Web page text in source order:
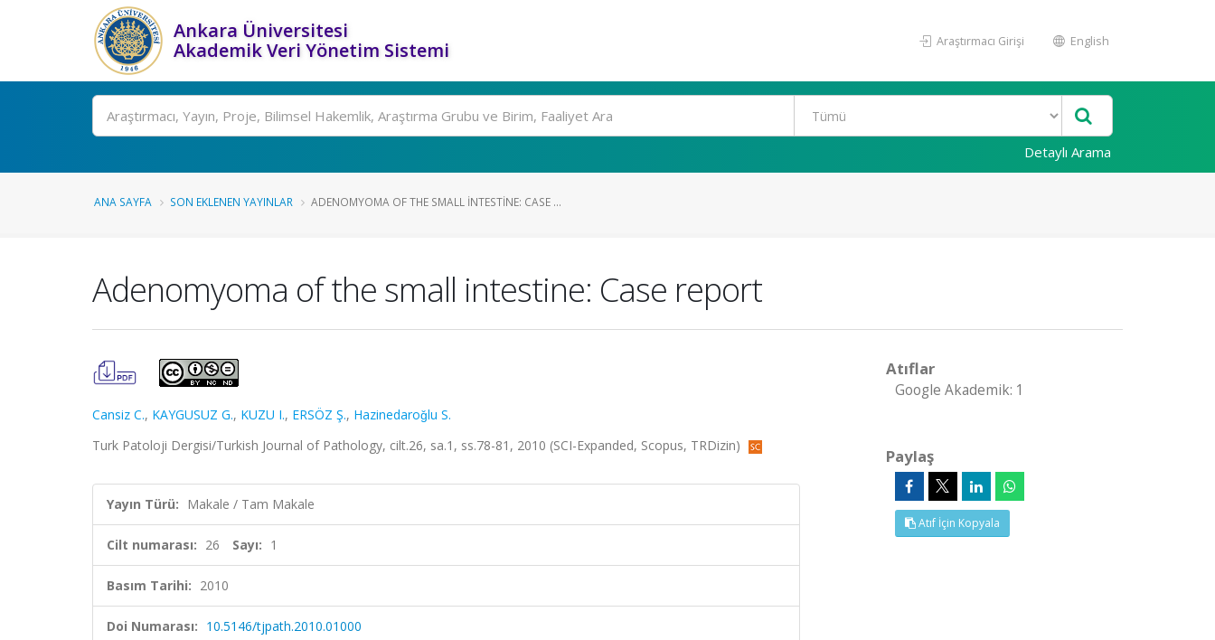
Ankara Üniversitesi
Akademik Veri Yönetim Sistemi
Araştırmacı Girişi English
Ara
Detaylı Arama
ANA SAYFA SON EKLENEN YAYINLAR ADENOMYOMA OF THE SMALL INTESTINE: CASE ...
Adenomyoma of the small intestine: Case report
Cansiz C., KAYGUSUZ G., KUZU I., ERSÖZ Ş., Hazinedaroǧlu S.
Turk Patoloji Dergisi/Turkish Journal of Pathology, cilt.26, sa.1, ss.78-81, 2010 (SCI-Expanded, Scopus, TRDizin)
Yayın Türü: Makale / Tam Makale
Cilt numarası: 26 Sayı: 1
Basım Tarihi: 2010
Doi Numarası: 10.5146/tjpath.2010.01000
Atıflar
Google Akademik: 1
Paylaş
Atıf İçin Kopyala